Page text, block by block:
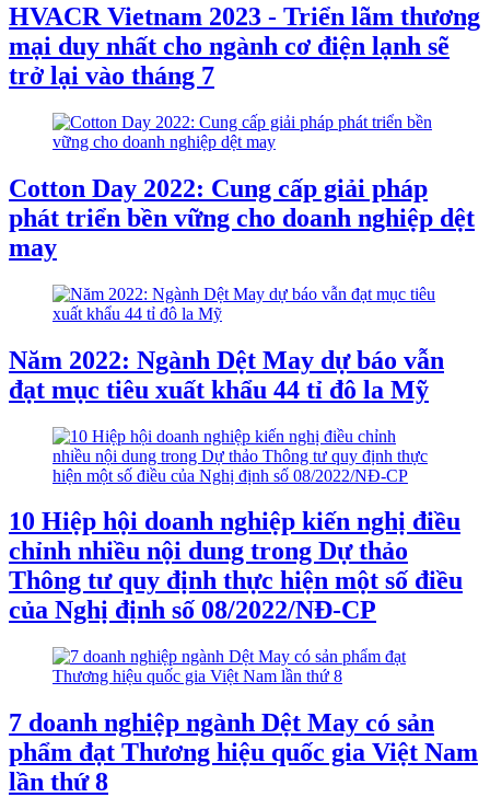
HVACR Vietnam 2023 - Triển lãm thương
mại duy nhất cho ngành cơ điện lạnh sẽ
trở lại vào tháng 7
Cotton Day 2022: Cung cấp giải pháp
phát triển bền vững cho doanh nghiệp dệt
may
Năm 2022: Ngành Dệt May dự báo vẫn
đạt mục tiêu xuất khẩu 44 tỉ đô la Mỹ
10 Hiệp hội doanh nghiệp kiến nghị điều
chỉnh nhiều nội dung trong Dự thảo
Thông tư quy định thực hiện một số điều
của Nghị định số 08/2022/NĐ-CP
7 doanh nghiệp ngành Dệt May có sản
phẩm đạt Thương hiệu quốc gia Việt Nam
lần thứ 8